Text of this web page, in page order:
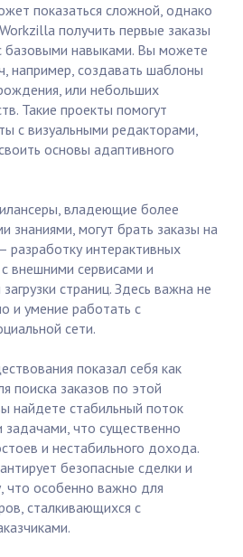
показаться сложной, однако
получить первые заказы
базовыми навыками. Вы можете
например, создавать шаблоны
или небольших
Такие проекты помогут
с визуальными редакторами,
основы адаптивного
владеющие более
знаниями, могут брать заказы на
разработку интерактивных
внешними сервисами и
страниц. Здесь важна не
и умение работать с
сети.
показал себя как
поиска заказов по этой
найдете стабильный поток
задачами, что существенно
и нестабильного дохода.
безопасные сделки и
что особенно важно для
сталкивающихся с